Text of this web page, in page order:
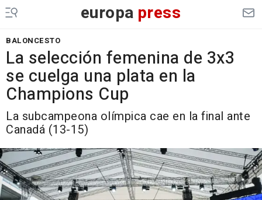
europa press
BALONCESTO
La selección femenina de 3x3
se cuelga una plata en la
Champions Cup
La subcampeona olímpica cae en la final ante
Canadá (13-15)